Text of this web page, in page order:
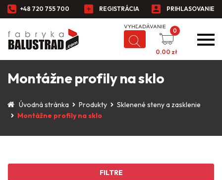
+48 720 755 700 REGISTRÁCIA PRIHLASOVANIE
0
0.00 zł
Montážne profily na sklo
Úvodná stránka Produkty
Sklenené steny a zasklenie
Montážne profily na sklo
FILTRE